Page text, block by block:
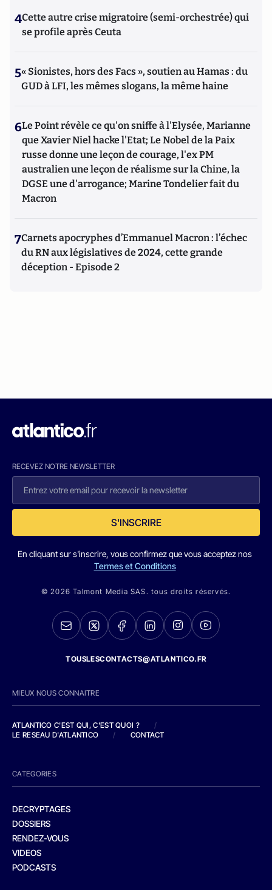
4Cette autre crise migratoire (semi-orchestrée) qui
se profile après Ceuta
5« Sionistes, hors des Facs », soutien au Hamas : du
GUD à LFI, les mêmes slogans, la même haine
6Le Point révèle ce qu'on sniffe à l'Elysée, Marianne
que Xavier Niel hacke l'Etat; Le Nobel de la Paix
russe donne une leçon de courage, l'ex PM
australien une leçon de réalisme sur la Chine, la
DGSE une d'arrogance; Marine Tondelier fait du
Macron
7Carnets apocryphes d’Emmanuel Macron : l’échec
du RN aux législatives de 2024, cette grande
déception - Episode 2
RECEVEZ NOTRE NEWSLETTER
S'INSCRIRE
En cliquant sur s'inscrire, vous confirmez que vous acceptez nos
Termes et Conditions
© 2026 Talmont Media SAS. tous droits réservés.
TOUSLESCONTACTS@ATLANTICO.FR
MIEUX NOUS CONNAITRE
ATLANTICO C'EST QUI, C'EST QUOI ?
/
LE RESEAU D'ATLANTICO
/ CONTACT
CATEGORIES
DECRYPTAGES
DOSSIERS
RENDEZ-VOUS
VIDEOS
PODCASTS